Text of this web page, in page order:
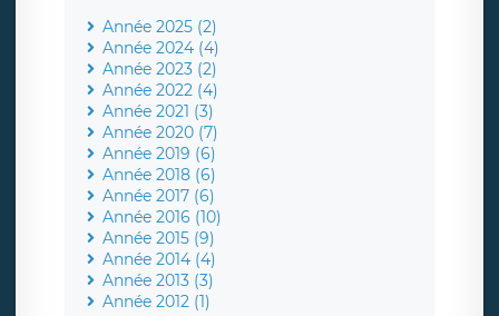
Année 2025 (2)
Année 2024 (4)
Année 2023 (2)
Année 2022 (4)
Année 2021 (3)
Année 2020 (7)
Année 2019 (6)
Année 2018 (6)
Année 2017 (6)
Année 2016 (10)
Année 2015 (9)
Année 2014 (4)
Année 2013 (3)
Année 2012 (1)